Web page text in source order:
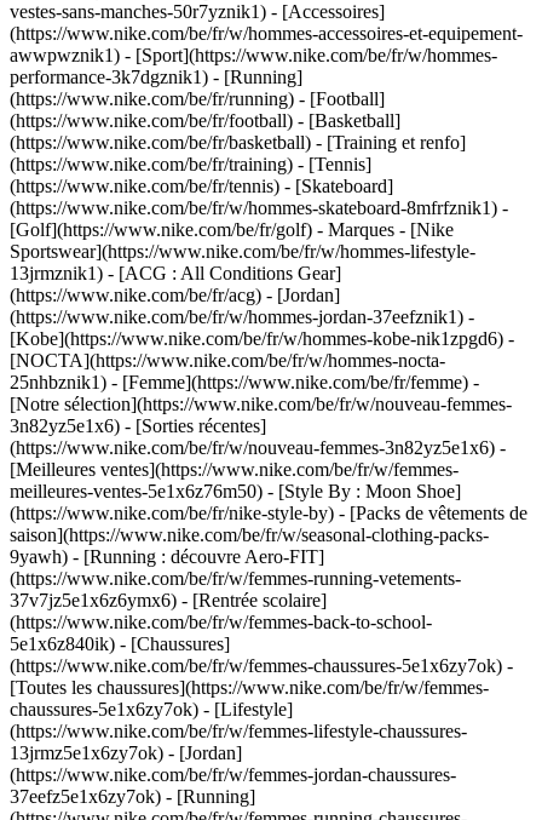
vestes-sans-manches-50r7yznik1) - [Accessoires]
(https://www.nike.com/be/fr/w/hommes-accessoires-et-equipement-
awwpwznik1) - [Sport](https://www.nike.com/be/fr/w/hommes-
performance-3k7dgznik1) - [Running]
(https://www.nike.com/be/fr/running) - [Football]
(https://www.nike.com/be/fr/football) - [Basketball]
(https://www.nike.com/be/fr/basketball) - [Training et renfo]
(https://www.nike.com/be/fr/training) - [Tennis]
(https://www.nike.com/be/fr/tennis) - [Skateboard]
(https://www.nike.com/be/fr/w/hommes-skateboard-8mfrfznik1) -
[Golf](https://www.nike.com/be/fr/golf) - Marques - [Nike
Sportswear](https://www.nike.com/be/fr/w/hommes-lifestyle-
13jrmznik1) - [ACG : All Conditions Gear]
(https://www.nike.com/be/fr/acg) - [Jordan]
(https://www.nike.com/be/fr/w/hommes-jordan-37eefznik1) -
[Kobe](https://www.nike.com/be/fr/w/hommes-kobe-nik1zpgd6) -
[NOCTA](https://www.nike.com/be/fr/w/hommes-nocta-
25nhbznik1) - [Femme](https://www.nike.com/be/fr/femme) -
[Notre sélection](https://www.nike.com/be/fr/w/nouveau-femmes-
3n82yz5e1x6) - [Sorties récentes]
(https://www.nike.com/be/fr/w/nouveau-femmes-3n82yz5e1x6) -
[Meilleures ventes](https://www.nike.com/be/fr/w/femmes-
meilleures-ventes-5e1x6z76m50) - [Style By : Moon Shoe]
(https://www.nike.com/be/fr/nike-style-by) - [Packs de vêtements de
saison](https://www.nike.com/be/fr/w/seasonal-clothing-packs-
9yawh) - [Running : découvre Aero-FIT]
(https://www.nike.com/be/fr/w/femmes-running-vetements-
37v7jz5e1x6z6ymx6) - [Rentrée scolaire]
(https://www.nike.com/be/fr/w/femmes-back-to-school-
5e1x6z840ik) - [Chaussures]
(https://www.nike.com/be/fr/w/femmes-chaussures-5e1x6zy7ok) -
[Toutes les chaussures](https://www.nike.com/be/fr/w/femmes-
chaussures-5e1x6zy7ok) - [Lifestyle]
(https://www.nike.com/be/fr/w/femmes-lifestyle-chaussures-
13jrmz5e1x6zy7ok) - [Jordan]
(https://www.nike.com/be/fr/w/femmes-jordan-chaussures-
37eefz5e1x6zy7ok) - [Running]